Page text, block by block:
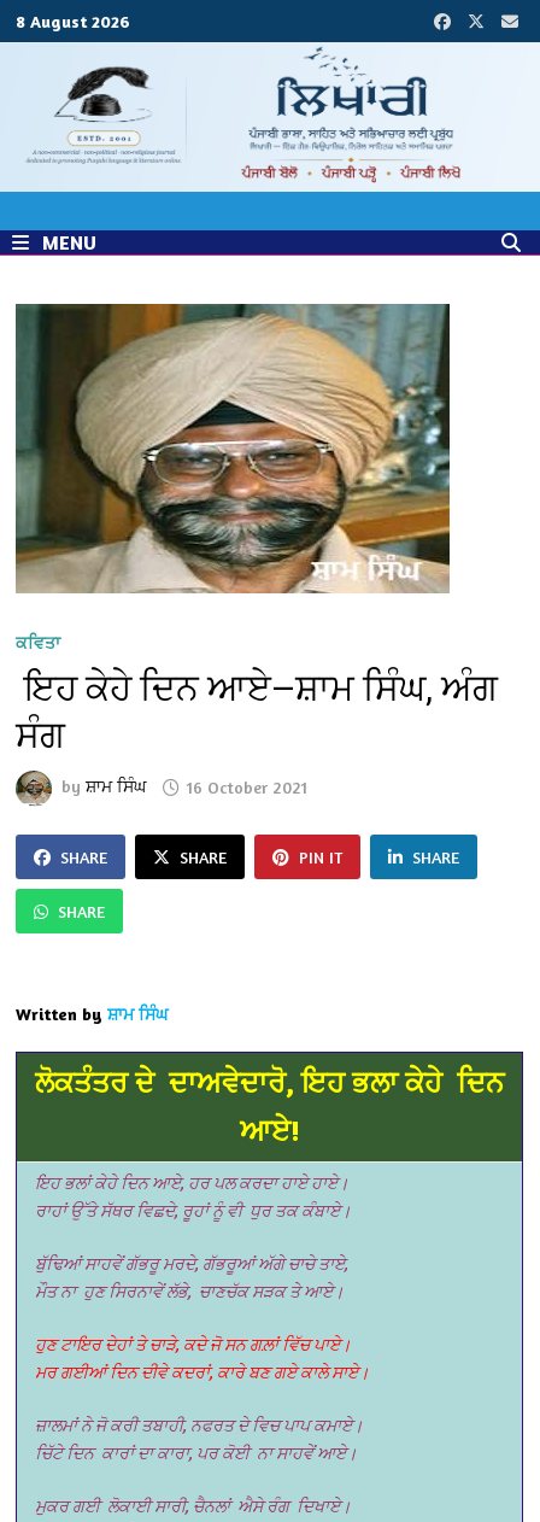
8 August 2026
MENU
ਕਵਿਤਾ
ਇਹ ਕੇਹੇ ਦਿਨ ਆਏ—ਸ਼ਾਮ ਸਿੰਘ, ਅੰਗ
ਸੰਗ
byਸ਼ਾਮ ਸਿੰਘ 16 October 2021
SHARE SHARE PIN IT SHARE
SHARE
Written by ਸ਼ਾਮ ਸਿੰਘ
ਲੋਕਤੰਤਰ ਦੇ ਦਾਅਵੇਦਾਰੋ, ਇਹ ਭਲਾ ਕੇਹੇ ਦਿਨ
ਆਏ!
ਇਹ ਭਲਾਂ ਕੇਹੇ ਦਿਨ ਆਏ, ਹਰ ਪਲ ਕਰਦਾ ਹਾਏ ਹਾਏ।
ਰਾਹਾਂ ਉੱਤੇ ਸੱਥਰ ਵਿਛਦੇ, ਰੂਹਾਂ ਨੂੰ ਵੀ ਧੁਰ ਤਕ ਕੰਬਾਏ।
ਬੁੱਢਿਆਂ ਸਾਹਵੇਂ ਗੱਭਰੂ ਮਰਦੇ, ਗੱਭਰੂਆਂ ਅੱਗੇ ਚਾਚੇ ਤਾਏ,
ਮੌਤ ਨਾ ਹੁਣ ਸਿਰਨਾਵੇਂ ਲੱਭੇ, ਚਾਣਚੱਕ ਸੜਕ ਤੇ ਆਏ।
ਹੁਣ ਟਾਇਰ ਦੇਹਾਂ ਤੇ ਚਾੜੇ, ਕਦੇ ਜੋ ਸਨ ਗਲ਼ਾਂ ਵਿੱਚ ਪਾਏ।
ਮਰ ਗਈਆਂ ਦਿਨ ਦੀਵੇ ਕਦਰਾਂ, ਕਾਰੇ ਬਣ ਗਏ ਕਾਲੇ ਸਾਏ।
ਜ਼ਾਲਮਾਂ ਨੇ ਜੋ ਕਰੀ ਤਬਾਹੀ, ਨਫਰਤ ਦੇ ਵਿਚ ਪਾਪ ਕਮਾਏ।
ਚਿੱਟੇ ਦਿਨ ਕਾਰਾਂ ਦਾ ਕਾਰਾ, ਪਰ ਕੋਈ ਨਾ ਸਾਹਵੇਂ ਆਏ।
ਮੁਕਰ ਗਈ ਲੋਕਾਈ ਸਾਰੀ, ਚੈਨਲਾਂ ਐਸੇ ਰੰਗ ਦਿਖਾਏ।